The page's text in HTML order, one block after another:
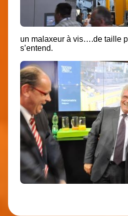
un malaxeur à vis….de taille
s’entend.